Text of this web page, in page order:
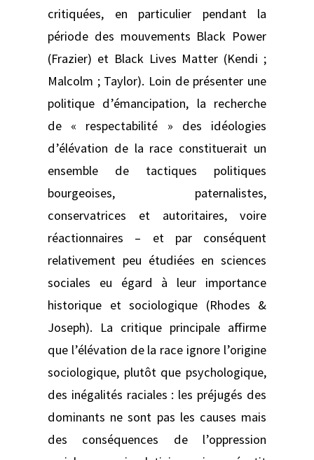
critiquées, en particulier pendant la
période des mouvements Black Power
(Frazier) et Black Lives Matter (Kendi ;
Malcolm ; Taylor). Loin de présenter une
politique d’émancipation, la recherche
de « respectabilité » des idéologies
d’élévation de la race constituerait un
ensemble de tactiques politiques
bourgeoises, paternalistes,
conservatrices et autoritaires, voire
réactionnaires – et par conséquent
relativement peu étudiées en sciences
sociales eu égard à leur importance
historique et sociologique (Rhodes &
Joseph). La critique principale affirme
que l’élévation de la race ignore l’origine
sociologique, plutôt que psychologique,
des inégalités raciales : les préjugés des
dominants ne sont pas les causes mais
des conséquences de l’oppression